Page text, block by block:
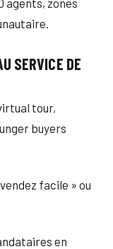
agents, zones
SERVICE DE
tour,
buyers
facile » ou
en